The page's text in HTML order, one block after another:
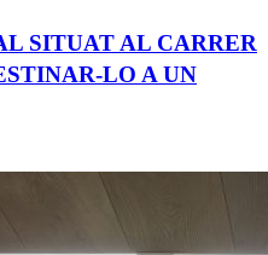
SITUAT AL CARRER
LO A UN